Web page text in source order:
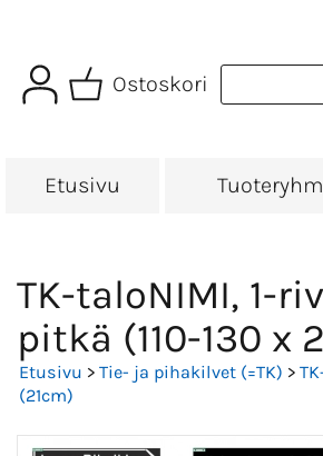
Ostoskori
Etusivu
TK-taloNIMI, 1-
pitkä (110-130 x
Etusivu > Tie- ja pihakilvet (=TK) >
(21cm)